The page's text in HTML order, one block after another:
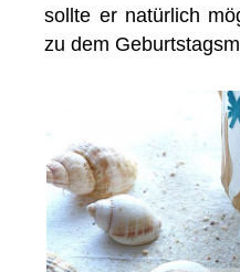
sollte er natürlich
zu dem